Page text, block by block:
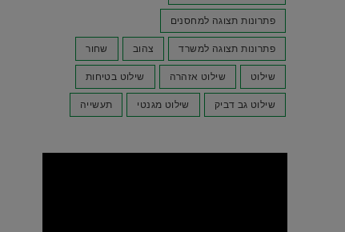
פתרונות תצוגה למחסנים
פתרונות תצוגה למשרד צהוב שחור
שילוט שילוט אזהרה שילוט בטיחות
שילוט גב דביק שילוט מגנטי תעשייה